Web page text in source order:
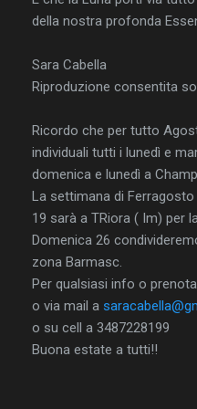
della nostra profonda
Sara Cabella
Riproduzione consentita
Ricordo che per tutto
individuali tutti i lunedì e
domenica e lunedì a
La settimana di
19 sarà a TRiora ( Im) per
Domenica 26
zona Barmasc.
Per qualsiasi info o
o via mail a
o su cell a 3487228199
Buona estate a tutti!!